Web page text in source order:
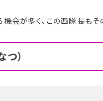
会が多く、この西隊長もそ
）